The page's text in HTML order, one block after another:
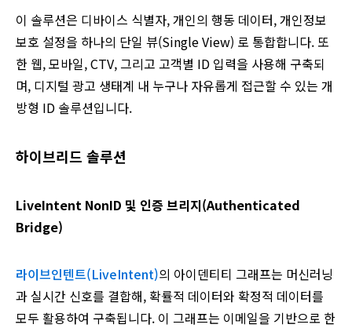
이 솔루션은 디바이스 식별자, 개인의 행동 데이터, 개인정보
보호 설정을 하나의 단일 뷰(Single View) 로 통합합니다. 또
한 웹, 모바일, CTV, 그리고 고객별 ID 입력을 사용해 구축되
며, 디지털 광고 생태계 내 누구나 자유롭게 접근할 수 있는 개
방형 ID 솔루션입니다.
하이브리드 솔루션
LiveIntent NonID 및 인증 브리지(Authenticated
Bridge)
라이브인텐트(LiveIntent)의 아이덴티티 그래프는 머신러닝
과 실시간 신호를 결합해, 확률적 데이터와 확정적 데이터를
모두 활용하여 구축됩니다. 이 그래프는 이메일을 기반으로 한